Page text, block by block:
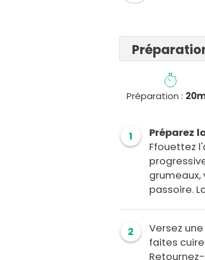
Préparation :
1
Préparez
Ffouettez
grumeaux,
passoire.
2
Versez
faites